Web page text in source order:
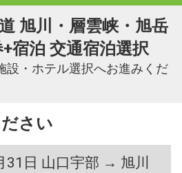
旭川・層雲峡・旭岳
宿泊 交通宿泊選択
設・ホテル選択へお進みくだ
さい
31日 山口宇部 → 旭川